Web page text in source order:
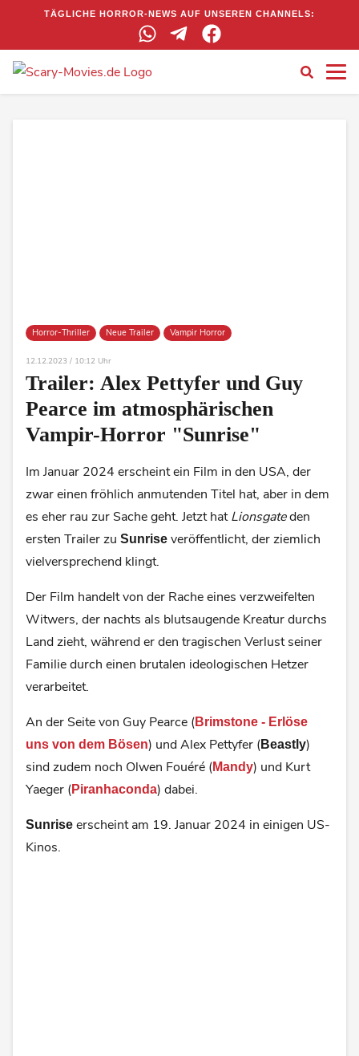
TÄGLICHE HORROR-NEWS AUF UNSEREN CHANNELS:
Horror-Thriller Neue Trailer Vampir Horror
12.12.2023 / 10:12 Uhr
Trailer: Alex Pettyfer und Guy
Pearce im atmosphärischen
Vampir-Horror "Sunrise"
Im Januar 2024 erscheint ein Film in den USA, der
zwar einen fröhlich anmutenden Titel hat, aber in dem
es eher rau zur Sache geht. Jetzt hatLionsgateden
ersten Trailer zu Sunrise veröffentlicht, der ziemlich
vielversprechend klingt.
Der Film handelt von der Rache eines verzweifelten
Witwers, der nachts als blutsaugende Kreatur durchs
Land zieht, während er den tragischen Verlust seiner
Familie durch einen brutalen ideologischen Hetzer
verarbeitet.
An der Seite von Guy Pearce (Brimstone - Erlöse
uns von dem Bösen) und Alex Pettyfer (Beastly)
sind zudem noch Olwen Fouéré (Mandy) und Kurt
Yaeger (Piranhaconda) dabei.
Sunrise erscheint am 19. Januar 2024 in einigen US-
Kinos.